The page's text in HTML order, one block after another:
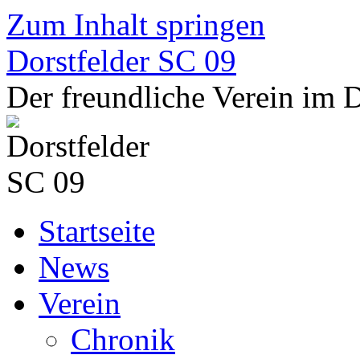
Zum Inhalt springen
Dorstfelder SC 09
Der freundliche Verein im
Startseite
News
Verein
Chronik